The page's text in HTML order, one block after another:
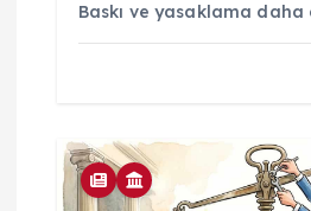
Baskı ve yasaklama